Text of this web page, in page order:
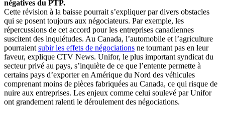
négatives du PTP.
Cette révision à la baisse pourrait s’expliquer par divers obstacles
qui se posent toujours aux négociateurs. Par exemple, les
répercussions de cet accord pour les entreprises canadiennes
suscitent des inquiétudes. Au Canada, l’automobile et l’agriculture
pourraientsubir les effets de négociations ne tournant pas en leur
faveur, explique CTV News. Unifor, le plus important syndicat du
secteur privé au pays, s’inquiète de ce que l’entente permette à
certains pays d’exporter en Amérique du Nord des véhicules
comprenant moins de pièces fabriquées au Canada, ce qui risque de
nuire aux entreprises. Les enjeux comme celui soulevé par Unifor
ont grandement ralenti le déroulement des négociations.